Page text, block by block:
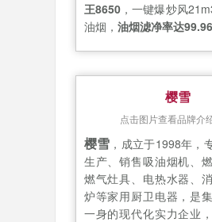
王8650，一键爆炒风
油烟， 油烟滤净率达
樱雪
点击图片查看品牌介
樱雪 ，成立于1998年，
生产、销售吸油烟机、燃
燃气灶具、电热水器、
炉等家用厨卫电器，是
一身的现代化实力企业